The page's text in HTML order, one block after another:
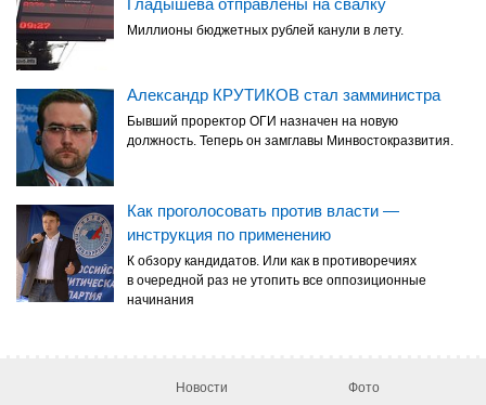
Миллионы бюджетных рублей канули в лету.
Александр КРУТИКОВ стал замминистра
Бывший проректор ОГИ назначен на новую
должность. Теперь он замглавы Минвостокразвития.
Как проголосовать против власти —
инструкция по применению
К обзору кандидатов. Или как в противоречиях
в очередной раз не утопить все оппозиционные
начинания
Новости
Фото